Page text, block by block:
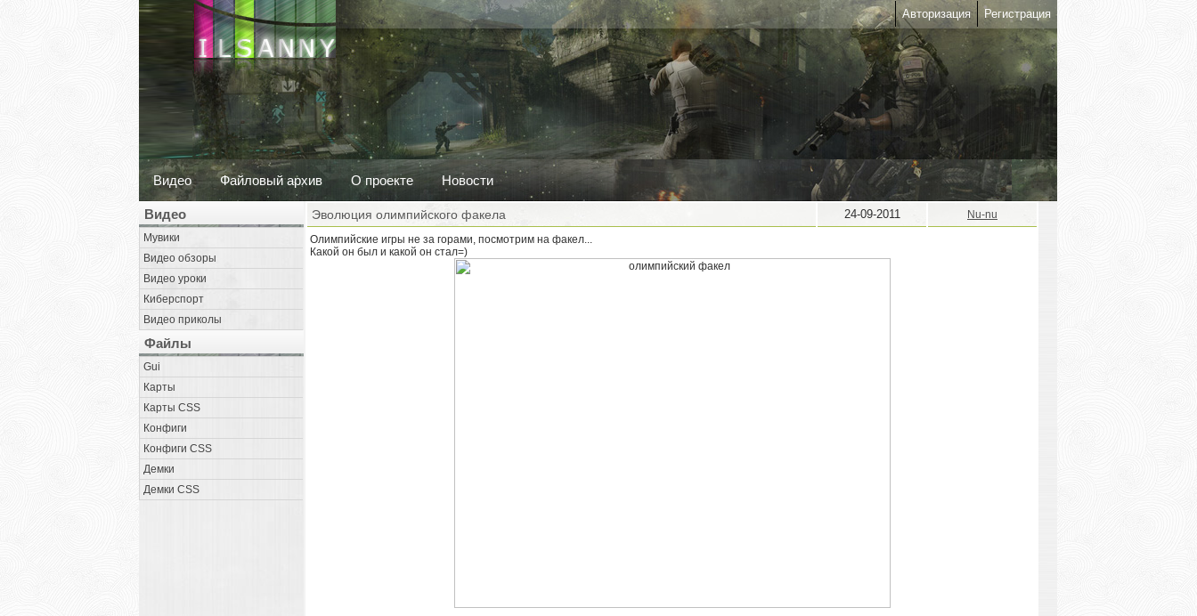
Авторизация Регистрация
Видео Файловый архив О проекте Новости
Видео
Мувики
Видео обзоры
Видео уроки
Киберспорт
Видео приколы
Файлы
Gui
Карты
Карты CSS
Конфиги
Конфиги CSS
Демки
Демки CSS
Эволюция олимпийского факела 24-09-2011
Nu-nu
Олимпийские игры не за горами, посмотрим на факел...
Какой он был и какой он стал=)